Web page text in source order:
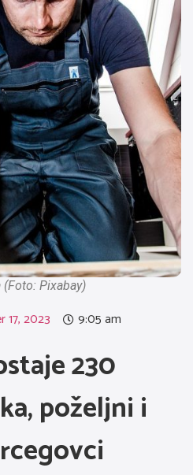
Pixabay)
17, 2023 9:05 am
230
poželjni i